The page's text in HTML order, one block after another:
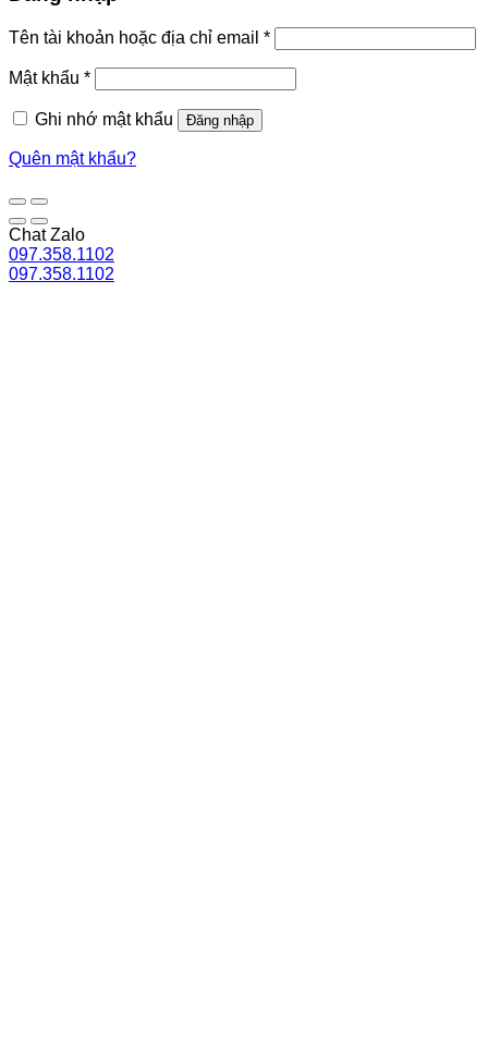
Tên tài khoản hoặc địa chỉ email *Bắt
buộc
Mật khẩu *Bắt
buộc
Ghi nhớ mật khẩu
Đăng nhập
Quên mật khẩu?
Chat Zalo
097.358.1102
097.358.1102